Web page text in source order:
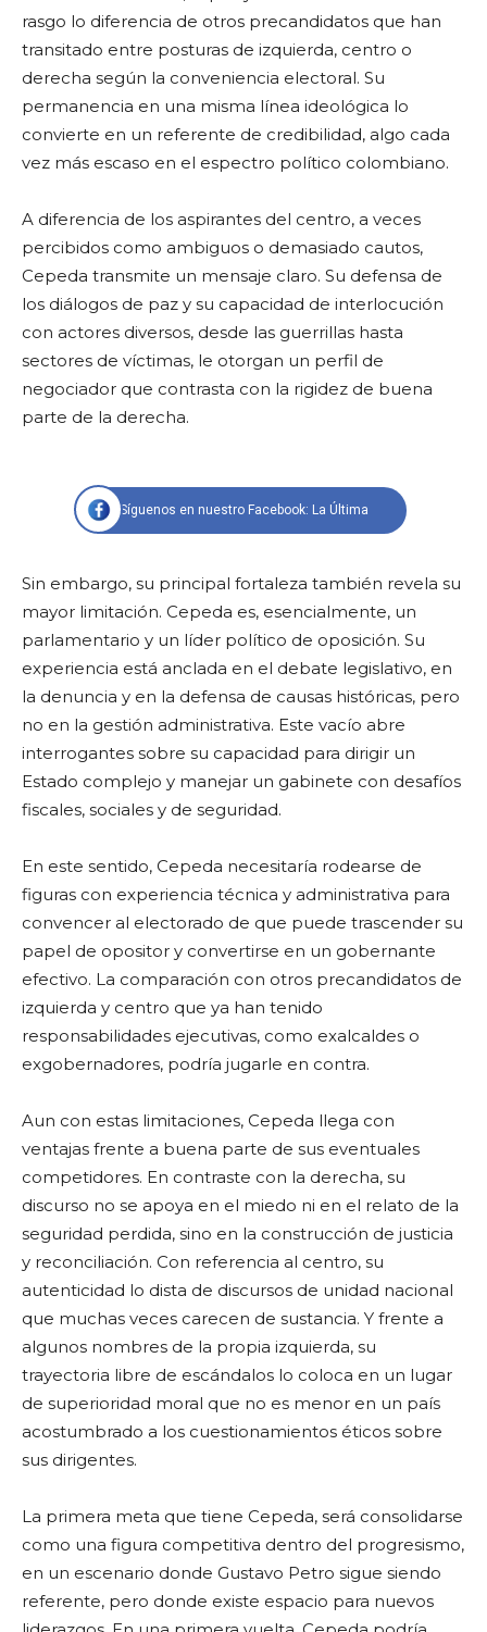
rasgo lo diferencia de otros precandidatos que han
transitado entre posturas de izquierda, centro o
derecha según la conveniencia electoral. Su
permanencia en una misma línea ideológica lo
convierte en un referente de credibilidad, algo cada
vez más escaso en el espectro político colombiano.
A diferencia de los aspirantes del centro, a veces
percibidos como ambiguos o demasiado cautos,
Cepeda transmite un mensaje claro. Su defensa de
los diálogos de paz y su capacidad de interlocución
con actores diversos, desde las guerrillas hasta
sectores de víctimas, le otorgan un perfil de
negociador que contrasta con la rigidez de buena
parte de la derecha.
Síguenos en nuestro Facebook: La Última
Sin embargo, su principal fortaleza también revela su
mayor limitación. Cepeda es, esencialmente, un
parlamentario y un líder político de oposición. Su
experiencia está anclada en el debate legislativo, en
la denuncia y en la defensa de causas históricas, pero
no en la gestión administrativa. Este vacío abre
interrogantes sobre su capacidad para dirigir un
Estado complejo y manejar un gabinete con desafíos
fiscales, sociales y de seguridad.
En este sentido, Cepeda necesitaría rodearse de
figuras con experiencia técnica y administrativa para
convencer al electorado de que puede trascender su
papel de opositor y convertirse en un gobernante
efectivo. La comparación con otros precandidatos de
izquierda y centro que ya han tenido
responsabilidades ejecutivas, como exalcaldes o
exgobernadores, podría jugarle en contra.
Aun con estas limitaciones, Cepeda llega con
ventajas frente a buena parte de sus eventuales
competidores. En contraste con la derecha, su
discurso no se apoya en el miedo ni en el relato de la
seguridad perdida, sino en la construcción de justicia
y reconciliación. Con referencia al centro, su
autenticidad lo dista de discursos de unidad nacional
que muchas veces carecen de sustancia. Y frente a
algunos nombres de la propia izquierda, su
trayectoria libre de escándalos lo coloca en un lugar
de superioridad moral que no es menor en un país
acostumbrado a los cuestionamientos éticos sobre
sus dirigentes.
La primera meta que tiene Cepeda, será consolidarse
como una figura competitiva dentro del progresismo,
en un escenario donde Gustavo Petro sigue siendo
referente, pero donde existe espacio para nuevos